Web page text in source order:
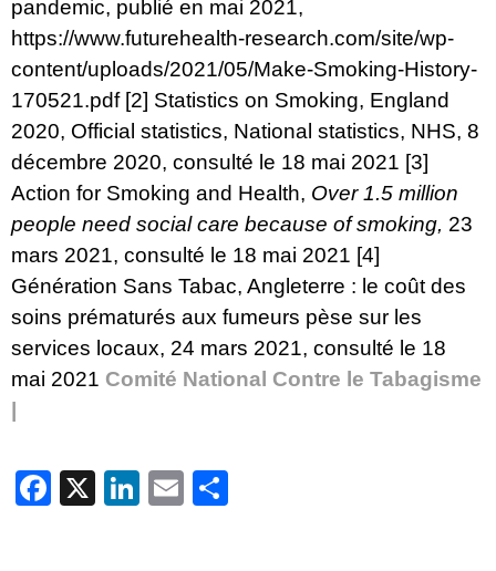
pandemic, publié en mai 2021,
https://www.futurehealth-research.com/site/wp-
content/uploads/2021/05/Make-Smoking-History-
170521.pdf [2] Statistics on Smoking, England
2020, Official statistics, National statistics, NHS, 8
décembre 2020, consulté le 18 mai 2021 [3]
Action for Smoking and Health, Over 1.5 million
people need social care because of smoking, 23
mars 2021, consulté le 18 mai 2021 [4]
Génération Sans Tabac, Angleterre : le coût des
soins prématurés aux fumeurs pèse sur les
services locaux, 24 mars 2021, consulté le 18
mai 2021 Comité National Contre le Tabagisme
Facebook
X LinkedIn
Email